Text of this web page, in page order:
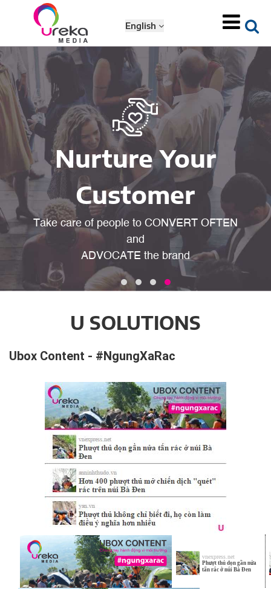
English
Nurture Your
Customer
Take care of people to CONVERT OFTEN
and
ADVOCATE the brand
U SOLUTIONS
Ubox Content - #NgungXaRac